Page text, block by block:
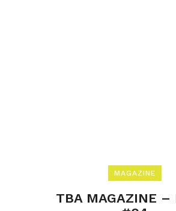
MAGAZINE
TBA MAGAZINE –